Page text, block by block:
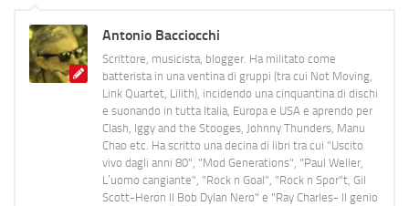
Antonio Bacciocchi
Scrittore, musicista, blogger. Ha militato come
batterista in una ventina di gruppi (tra cui Not Moving,
Link Quartet, Lilith), incidendo una cinquantina di dischi
e suonando in tutta Italia, Europa e USA e aprendo per
Clash, Iggy and the Stooges, Johnny Thunders, Manu
Chao etc. Ha scritto una decina di libri tra cui "Uscito
vivo dagli anni 80", "Mod Generations", "Paul Weller,
L’uomo cangiante", "Rock n Goal", "Rock n Spor"t, Gil
Scott-Heron Il Bob Dylan Nero" e "Ray Charles- Il genio